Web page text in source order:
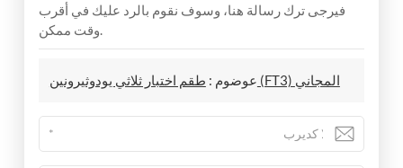
فيرجى ترك رسالة هنا، وسوف نقوم بالرد عليك في أقرب
وقت ممكن.
عوضوم : طقم اختبار ثلاثي يودوثيرونين (FT3) المجاني